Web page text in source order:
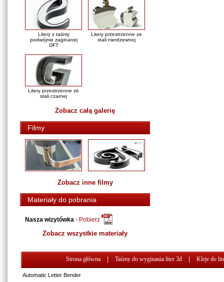
Litery z taśmy
podwójnie zaginanej
DFT
Litery przestrzenne ze
stali nierdzewnej
Litery przestrzenne ze
stali czarnej
Zobacz całą galerię
Filmy
Zobacz inne filmy
Materiały do pobrania
Nasza wizytówka - Pobierz
Zobacz wszystkie materiały
Strona główna Taśmy do wyginania liter 3d Kleje do
Automatic Letter Bender